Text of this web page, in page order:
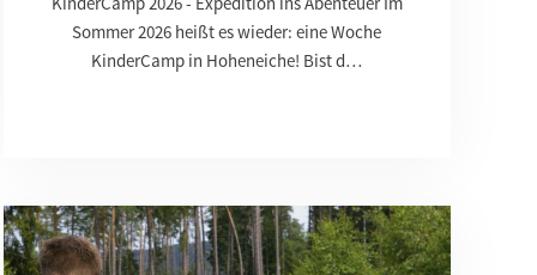
Sommer 2026 heißt es wieder: eine Woche
KinderCamp in Hoheneiche! Bist d…